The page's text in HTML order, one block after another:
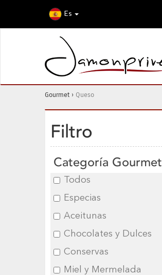
Es
Gourmet › Queso
Filtro
Categoría Gourmet
Todos
Especias
Aceitunas
Chocolates y Dulces
Conservas
Miel y Mermelada